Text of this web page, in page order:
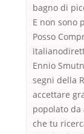
bagno di
E non sono
Posso
Ennio
segni della
accettare
popolato da
che tu